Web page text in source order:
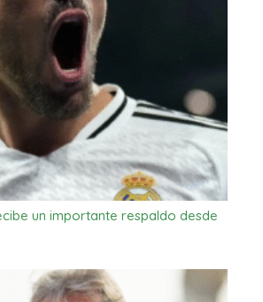
un importante respaldo desde